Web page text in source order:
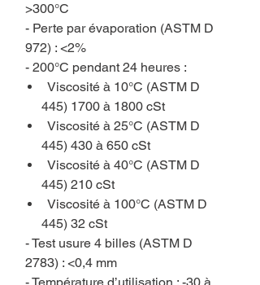
>300°C
- Perte par évaporation (ASTM D
972) : <2%
- 200°C pendant 24 heures :
Viscosité à 10°C (ASTM D
445) 1700 à 1800 cSt
Viscosité à 25°C (ASTM D
445) 430 à 650 cSt
Viscosité à 40°C (ASTM D
445) 210 cSt
Viscosité à 100°C (ASTM D
445) 32 cSt
- Test usure 4 billes (ASTM D
2783) : <0,4 mm